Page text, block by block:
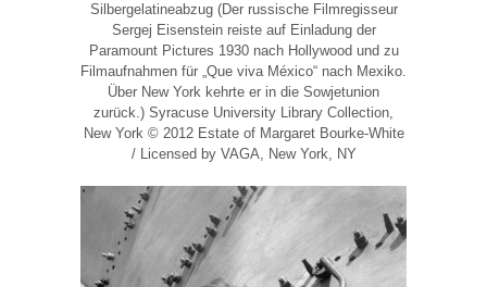
Silbergelatineabzug (Der russische Filmregisseur
Sergej Eisenstein reiste auf Einladung der
Paramount Pictures 1930 nach Hollywood und zu
Filmaufnahmen für „Que viva México“ nach Mexiko.
Über New York kehrte er in die Sowjetunion
zurück.) Syracuse University Library Collection,
New York © 2012 Estate of Margaret Bourke-White
/ Licensed by VAGA, New York, NY